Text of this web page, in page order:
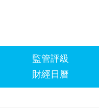
監管評級
財經日曆